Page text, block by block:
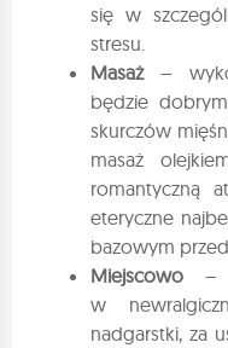
się w
stresu.
Masaż–
będzie
skurczów
masaż
romantyczną
eteryczne
bazowym
Miejscowo –
w
nadgarstki, za